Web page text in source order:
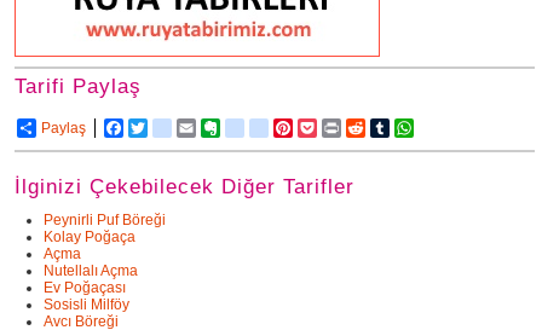
Tarifi Paylaş
Paylaş Facebook
Twitterdelicious
Email Evernotefriendfeed
google_bookmarks
Pinterest
Pocket
Print RedditTumblr
İlginizi Çekebilecek Diğer Tarifler
Peynirli Puf Böreği
Kolay Poğaça
Açma
Nutellalı Açma
Ev Poğaçası
Sosisli Milföy
Avcı Böreği